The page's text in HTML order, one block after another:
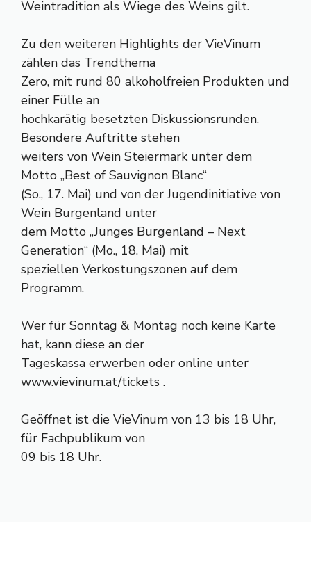
Weintradition als Wiege des Weins gilt.
Zu den weiteren Highlights der VieVinum
zählen das Trendthema
Zero, mit rund 80 alkoholfreien Produkten und
einer Fülle an
hochkarätig besetzten Diskussionsrunden.
Besondere Auftritte stehen
weiters von Wein Steiermark unter dem
Motto „Best of Sauvignon Blanc“
(So., 17. Mai) und von der Jugendinitiative von
Wein Burgenland unter
dem Motto „Junges Burgenland – Next
Generation“ (Mo., 18. Mai) mit
speziellen Verkostungszonen auf dem
Programm.
Wer für Sonntag & Montag noch keine Karte
hat, kann diese an der
Tageskassa erwerben oder online unter
www.vievinum.at/tickets .
Geöffnet ist die VieVinum von 13 bis 18 Uhr,
für Fachpublikum von
09 bis 18 Uhr.